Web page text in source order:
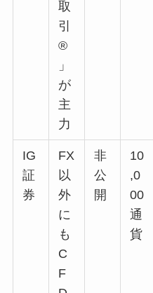
取
引
®
」
が
主
力
IG
証
券
FX
以
外
に
も
C
F
非
公
開
10
,0
00
通
貨